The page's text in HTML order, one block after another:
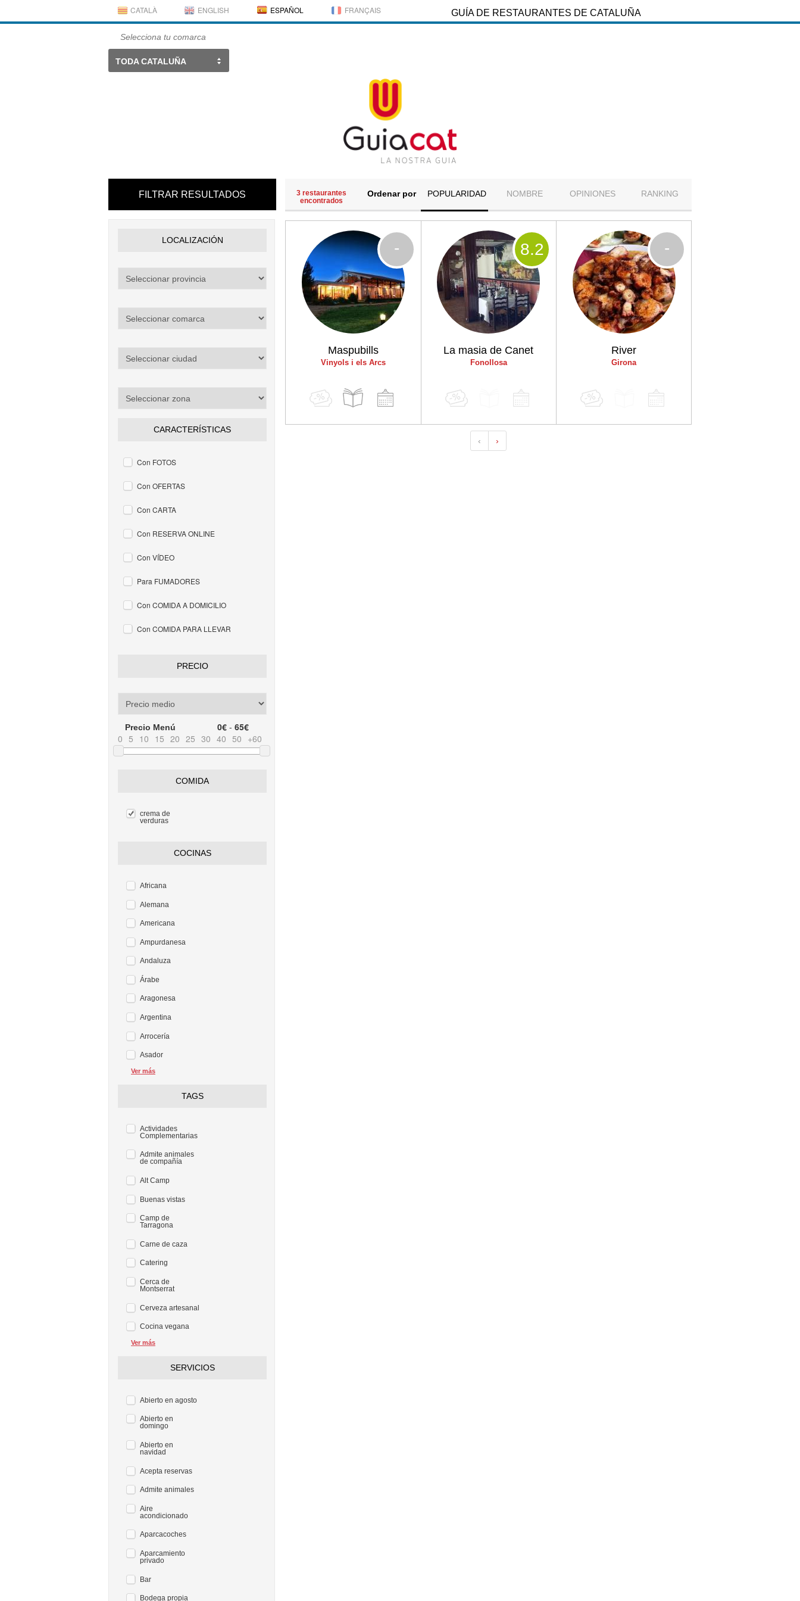
CATALÀ ENGLISH ESPAÑOL FRANÇAIS GUÍA DE RESTAURANTES DE CATALUÑA
Selecciona tu comarca
TODA CATALUÑA
FILTRAR RESULTADOS
LOCALIZACIÓN
CARACTERÍSTICAS
Con FOTOS
Con OFERTAS
Con CARTA
Con RESERVA ONLINE
Con VÍDEO
Para FUMADORES
Con COMIDA A DOMICILIO
Con COMIDA PARA LLEVAR
PRECIO
Precio Menú 0€ - 65€
0 5 10 15 20 25 30 40 50 +60
COMIDA
crema de
verduras
COCINAS
Africana
Alemana
Americana
Ampurdanesa
Andaluza
Árabe
Aragonesa
Argentina
Arrocería
Asador
Ver más
TAGS
Actividades
Complementarias
Admite animales
de compañía
Alt Camp
Buenas vistas
Camp de
Tarragona
Carne de caza
Catering
Cerca de
Montserrat
Cerveza artesanal
Cocina vegana
Ver más
SERVICIOS
Abierto en agosto
Abierto en
domingo
Abierto en
navidad
Acepta reservas
Admite animales
Aire
acondicionado
Aparcacoches
Aparcamiento
privado
Bar
Bodega propia
3 restaurantes
encontrados
Ordenar por POPULARIDAD NOMBRE OPINIONES RANKING
Maspubills
Vinyols i els Arcs
-
La masia de Canet
Fonollosa
8.2
River
Girona
-
‹ ›